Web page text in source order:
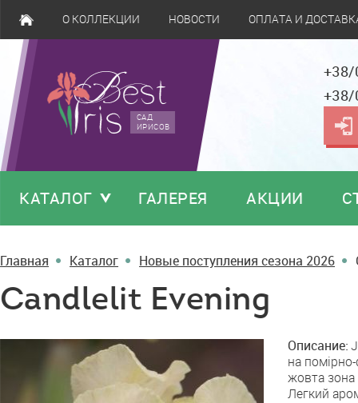
О КОЛЛЕКЦИИ НОВОСТИ ОПЛАТА И
САД
ИРИСОВ
КАТАЛОГ ГАЛЕРЕЯ АКЦИИ
Главная Каталог Новые поступления сезона 2026
Candlelit Evening
Candlelit
Описание:
на
жовта зона
Легкий